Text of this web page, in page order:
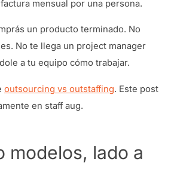
mensual por una persona.
un producto terminado. No
No te llega un project manager
a tu equipo cómo trabajar.
outsourcing vs outstaffing. Este post
en staff aug.
modelos, lado a